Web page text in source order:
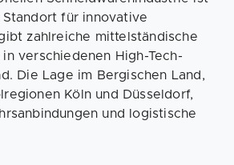
Standort für innovative
zahlreiche mittelständische
verschiedenen High-Tech-
Die Lage im Bergischen Land,
Köln und Düsseldorf,
und logistische